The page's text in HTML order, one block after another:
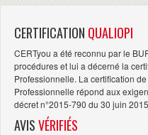
CERTIFICATION QUALIOPI
CERTyou a été reconnu par le
procédures et lui a décerné la
Professionnelle. La certification
Professionnelle répond aux
décret n°2015-790 du 30 juin
AVISVÉRIFIÉS